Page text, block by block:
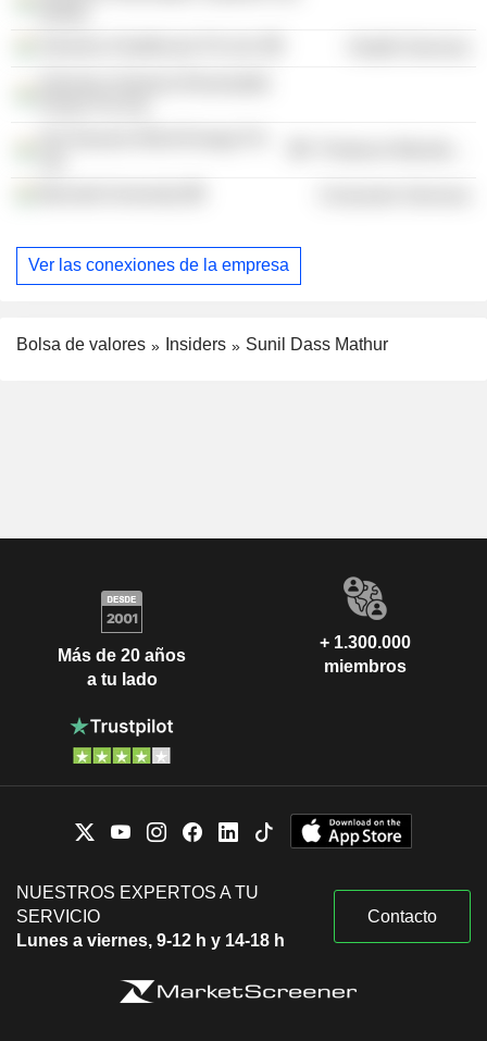
Ver las conexiones de la empresa
Bolsa de valores Insiders Sunil Dass Mathur
Más de 20 años
a tu lado
+ 1.300.000
miembros
NUESTROS EXPERTOS A TU
SERVICIO
Lunes a viernes, 9-12 h y 14-18 h
Contacto